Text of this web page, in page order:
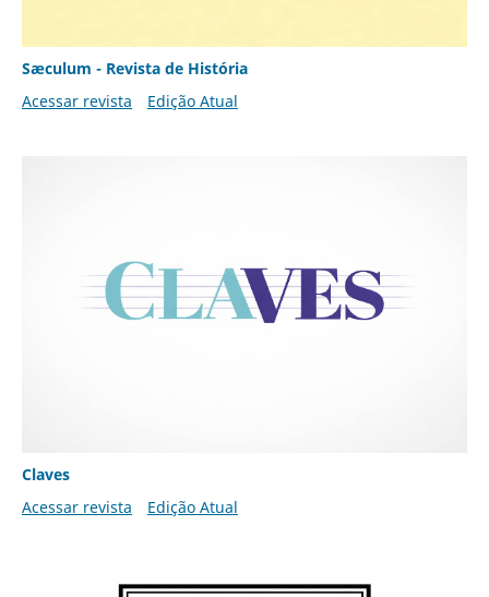
Sæculum - Revista de História
Acessar revista
Edição Atual
Claves
Acessar revista
Edição Atual